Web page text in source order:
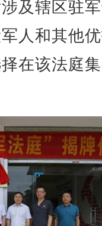
及辖区驻
人和其他
在该法庭